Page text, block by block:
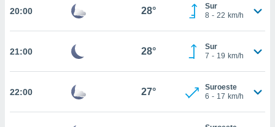
Puedes
web a
20:00 28°
Sur
8 - 22 km/h
21:00 28°
Sur
7 - 19 km/h
22:00 27°
Suroeste
6 - 17 km/h